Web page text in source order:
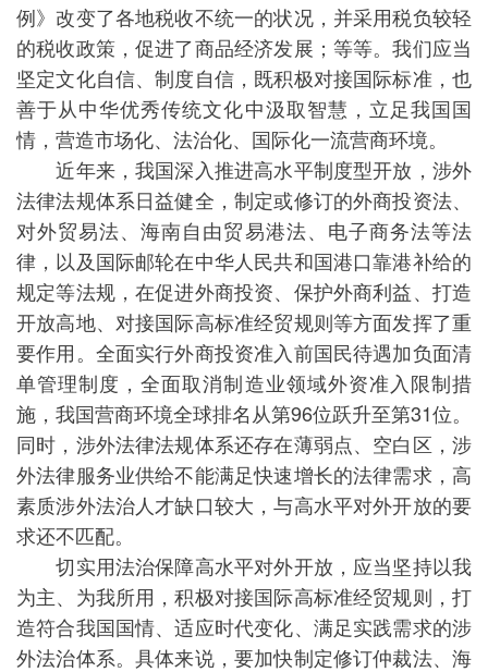
例》改变了各地税收不统一的状况，并采用税负较轻
的税收政策，促进了商品经济发展；等等。我们应当
坚定文化自信、制度自信，既积极对接国际标准，也
善于从中华优秀传统文化中汲取智慧，立足我国国
情，营造市场化、法治化、国际化一流营商环境。
近年来，我国深入推进高水平制度型开放，涉外
法律法规体系日益健全，制定或修订的外商投资法、
对外贸易法、海南自由贸易港法、电子商务法等法
律，以及国际邮轮在中华人民共和国港口靠港补给的
规定等法规，在促进外商投资、保护外商利益、打造
开放高地、对接国际高标准经贸规则等方面发挥了重
要作用。全面实行外商投资准入前国民待遇加负面清
单管理制度，全面取消制造业领域外资准入限制措
施，我国营商环境全球排名从第96位跃升至第31位。
同时，涉外法律法规体系还存在薄弱点、空白区，涉
外法律服务业供给不能满足快速增长的法律需求，高
素质涉外法治人才缺口较大，与高水平对外开放的要
求还不匹配。
切实用法治保障高水平对外开放，应当坚持以我
为主、为我所用，积极对接国际高标准经贸规则，打
造符合我国国情、适应时代变化、满足实践需求的涉
外法治体系。具体来说，要加快制定修订仲裁法、海